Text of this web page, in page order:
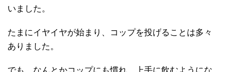
いました。
たまにイヤイヤが始まり、コップを投げることは多々
ありました。
でも、なんとかコップにも慣れ、上手に飲むようにな